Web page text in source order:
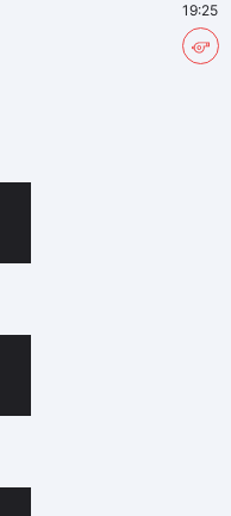
19:25